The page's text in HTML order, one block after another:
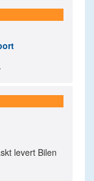
levert Bilen